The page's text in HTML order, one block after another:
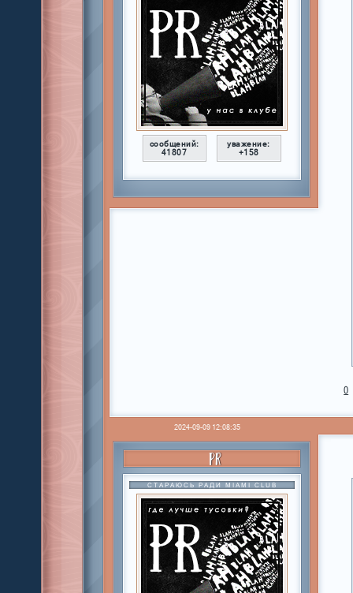
сообщений:
41807
уважение:
+158
0
2024-09-09 12:08:35
PR
СТАРАЮСЬ РАДИ MIAMI CLUB